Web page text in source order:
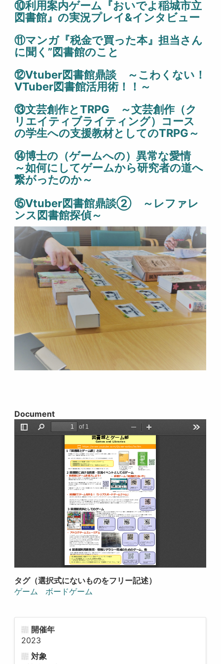
⑩利用案内ゲーム『おいでよ稲城市立
図書館』の実況プレイ&インタビュー
⑪マンガ『税金で買った本』担当さん
に聞く”図書館のこと
⑫Vtuber図書館鼎談 ～こわくない！
VTuber図書館活用術！！～
⑬文芸創作とTRPG ～文芸創作（ク
リエイティブライティング）コース
の学生への支援教材としてのTRPG～
⑭博士の（ゲームへの）異常な愛情
～如何にしてゲームから研究者の道へ
繋がったのか～
⑮Vtuber図書館鼎談② ～レファレ
ンス図書館探偵～
Document
タグ（選択式にないものをフリー記述）
ゲーム
ボードゲーム
開催年
2023
対象